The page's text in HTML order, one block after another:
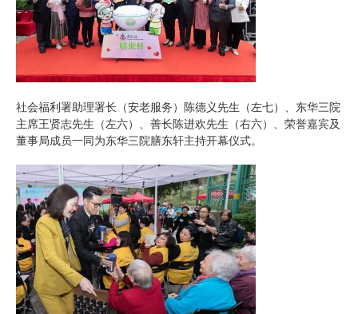
社会福利署助理署长（安老服务）陈德义先生（左七）、东华三院
主席王贤志先生（左六）、善长陈进欢先生（右六）、荣誉嘉宾及
董事局成员一同为东华三院膳东轩主持开幕仪式。